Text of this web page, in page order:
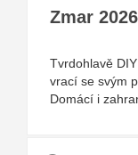
Zmar 2026
Tvrdohlavě
vrací se svým
Domácí i